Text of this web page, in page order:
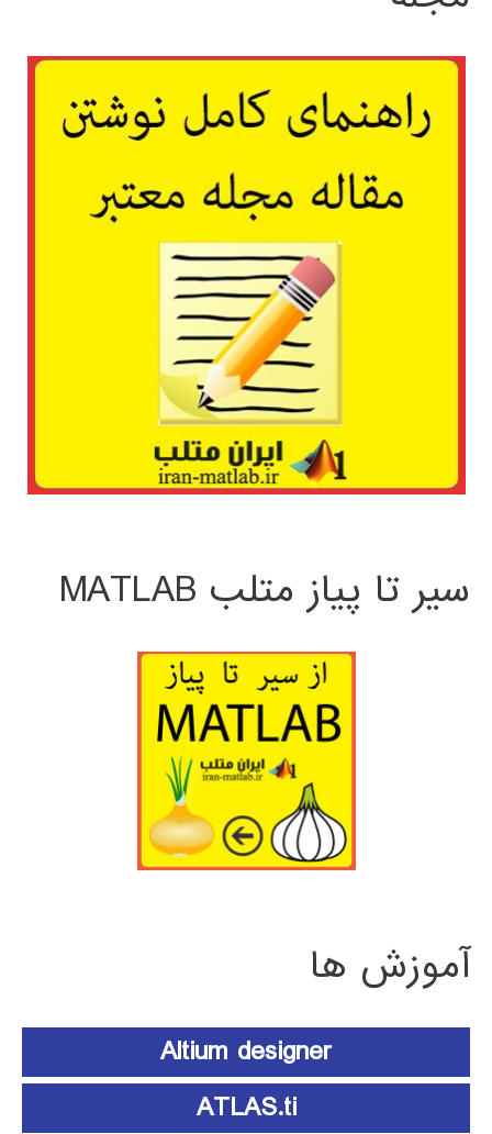
سیر تا پیاز متلب MATLAB
آموزش ها
Altium designer
ATLAS.ti